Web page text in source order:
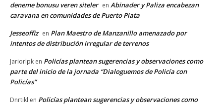
deneme bonusu veren siteler en Abinader y Paliza encabezan
caravana en comunidades de Puerto Plata
Jesseoffiz en Plan Maestro de Manzanillo amenazado por
intentos de distribución irregular de terrenos
Jariorlpk en Policías plantean sugerencias y observaciones como
parte del inicio de la jornada “Dialoguemos de Policía con
Policías”
Dnrtikl en Policías plantean sugerencias y observaciones como